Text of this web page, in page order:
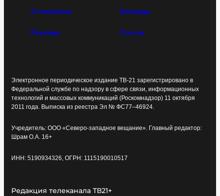
О компании Команда
Реклама Статьи
Электронное периодическое издание ТВ-21 зарегистрировано в
Федеральной службе по надзору в сфере связи, информационных
технологий и массовых коммуникаций (Роскомнадзор) 11 октября
2011 года. Выписка из реестра Эл № ФС77–46924.
Учредитель: ООО «Северо-западное вещание». Главный редактор:
Шрам О.А. 16+
ИНН: 5190934326, ОГРН: 1115190010517
Редакция телеканала ТВ21+